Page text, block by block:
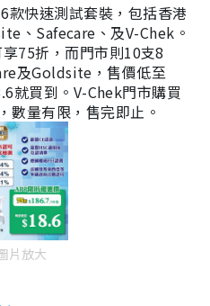
款快速測試套裝，包括香港
、Safecare、及V-Chek。
75折，而門市則10支8
及Goldsite，售價低至
就買到。V-Chek門市購買
數量有限，售完即止。
片放大